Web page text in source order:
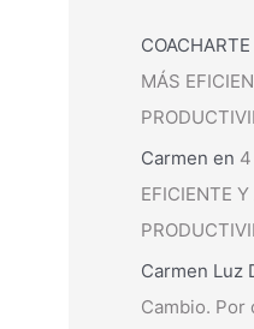
COACHARTE
MÁS
Carmen en
EFICIENTE
Carmen Luz
Cambio. Por